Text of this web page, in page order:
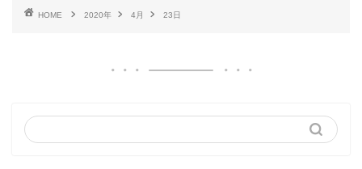
HOME 2020年 4月 23日